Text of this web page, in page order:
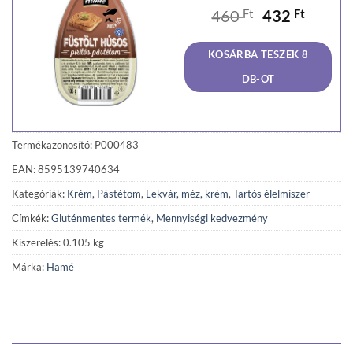
460Ft
Original
was:
460 Ft.
432 Ft
is:
432
KOSÁRBA TESZEK 8
DB-OT
Termékazonosító: P000483
EAN: 8595139740634
Kategóriák: Krém, Pástétom, Lekvár, méz, krém, Tartós élelmiszer
Címkék:Gluténmentes termék, Mennyiségi kedvezmény
Kiszerelés: 0.105 kg
Márka: Hamé